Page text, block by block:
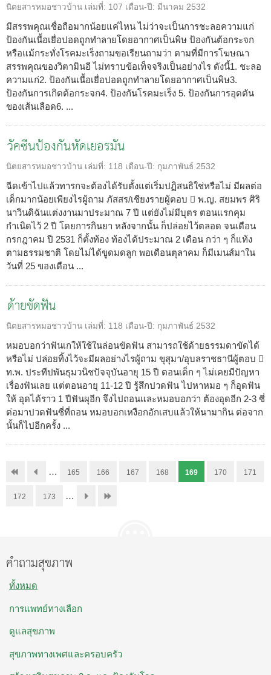
นิตยสารหมอชาวบ้าน เล่มที่: 107 เดือน-ปี: มีนาคม 2532
มีสรรพคุณเชื่อถือมากน้อยแค่ไหน ไม่ว่าจะเป็นการชะลอความแก่
ป้องกันเนื้อเยื่อปอดถูกทำลายโดยอากาศเป็นพิษ ป้องกันต้อกระจก
หรือแม้กระทั่งโรคมะเร็งถามขอเรียนถามว่า ตามที่มีการโฆษณา
สรรพคุณของวิตามินอี ไม่ทราบข้อเท็จจริงเป็นอย่างไร ดังนี้1. ชะลอ
ความแก่2. ป้องกันเนื้อเยื่อปอดถูกทำลายโดยอากาศเป็นพิษ3.
ป้องกันการเกิดต้อกระจก4. ป้องกันโรคมะเร็ง 5. ป้องกันการอุดตัน
ของเส้นเลือด6. ...
วัคซีนป้องกันหัดเยอรมัน
นิตยสารหมอชาวบ้าน เล่มที่: 118 เดือน-ปี: กุมภาพันธ์ 2532
ฉีดเข้าไปแล้วทารกจะต้องได้รับตั้งแต่เริ่มปฏิสนธิใช่หรือไม่ มีผลต่อ
เด็กมากน้อยเพียงไรผู้ถาม ภัสสร/เชียงรายผู้ตอบ  พ.ญ. สยมพร ศิริ
นาวินดิฉันแต่งงานมาประมาณ 7 ปี แต่ยังไม่มีบุตร ตอนแรกคุม
กำเนิดไว้ 2 ปี โดยการกินยา หลังจากนั้น ก็ปล่อยไว้ตลอด จนเดือน
กรกฎาคม ปี 2531 ก็ตั้งท้อง ท้องได้ประมาณ 2 เดือน กว่า ๆ ก็แท้ง
ตามธรรมชาติ โดยไม่ได้ขูดมดลูก พอเดือนตุลาคม ก็มีเมนส์มาใน
วันที่ 25 ของเดือน ...
ด้ายขัดฟัน
นิตยสารหมอชาวบ้าน เล่มที่: 118 เดือน-ปี: กุมภาพันธ์ 2532
หมอบอกว่าฟันเกให้ใช้ในล่อนขัดฟัน สามารถใช้ด้ายธรรมดาขัดได้
หรือไม่ ปล่อยทิ้งไว้จะมีผลอย่างไรผู้ถาม ขุสุมา/อุบลราชธานีผู้ตอบ 
ท.พ. ประทีปพันธุมวนิชปัจจุบันอายุ 15 ปี ตอนเด็ก ๆ ไม่เคยมีปัญหา
เรื่องฟันเลย แต่ตอนอายุ 11-12 ปี รู้สึกปวดฟัน ไปหาหมอ ๆ ก็อุดฟัน
ให้ อุดได้ราว 1 ปีฟันผุอีก จึงไปถอนและหมอบอกว่า ต้องอุดอีก 2-3 ซี่
ต่อมาปวดฟันซี่ที่ถอน หมอบอกเหงือกอักเสบแล้วให้นามากิน ต่อจาก
นั้นก็ไปอีกครั้ง ...
… 165 166 167 168 169 170 171
172 173 …
คำถามสุขภาพ
ทั้งหมด
การแพทย์ทางเลือก
ดูแลสุขภาพ
สุขภาพทางเพศและครอบครัว